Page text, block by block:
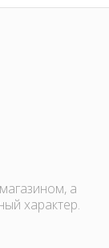
а
характер.